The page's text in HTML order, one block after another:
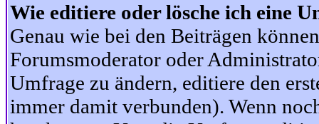
Wie editiere oder lösche ich eine
Genau wie bei den Beiträgen
Forumsmoderator oder
Umfrage zu ändern, editiere den
immer damit verbunden). Wenn